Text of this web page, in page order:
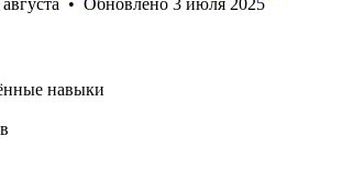
навыки